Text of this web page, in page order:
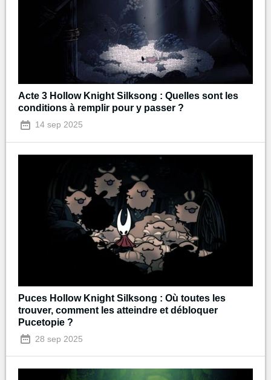
Acte 3 Hollow Knight Silksong : Quelles sont les
conditions à remplir pour y passer ?
14 sep 2025
Puces Hollow Knight Silksong : Où toutes les
trouver, comment les atteindre et débloquer
Pucetopie ?
28 sep 2025